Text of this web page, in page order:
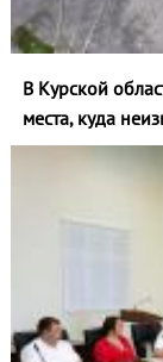
В Курской
места, куда